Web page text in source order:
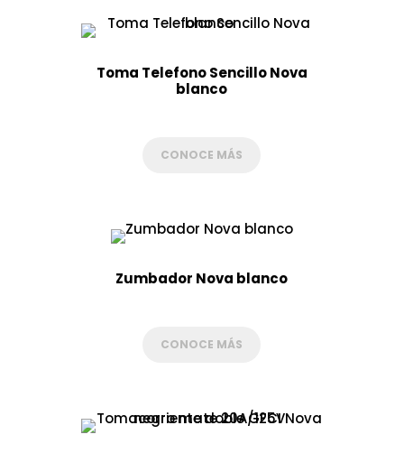
Toma Telefono Sencillo Nova
blanco
CONOCE MÁS
Zumbador Nova blanco
CONOCE MÁS